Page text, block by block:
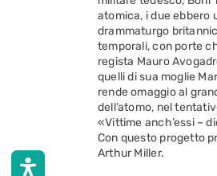
atomica, i due ebbero
drammaturgo
temporali, con porte
regista Mauro
quelli di sua moglie
rende omaggio al
dell’atomo, nel
«Vittime anch’essi –
Con questo progetto
Arthur Miller.